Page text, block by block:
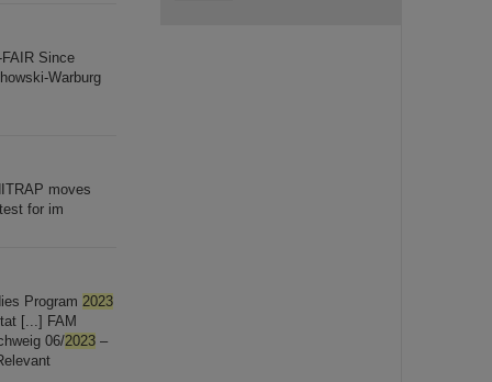
Since
Warburg
moves
for im
Program 2023
[...] FAM
06/2023 –